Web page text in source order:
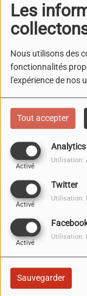
Les
Nous utilisons des
fonctionnalités
l'expérience de nos
Tout accepter
Analytics
Activé
Utilisation:
Twitter
Activé
Utilisation:
Activé
Utilisation:
Sauvegarder